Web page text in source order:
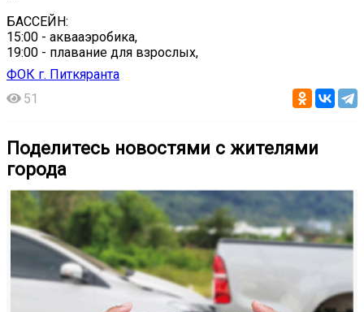
БАССЕЙН:
15:00 - аквааэробика,
19:00 - плавание для взрослых,
ФОК г. Питкяранта
51
Поделитесь новостями с жителями
города